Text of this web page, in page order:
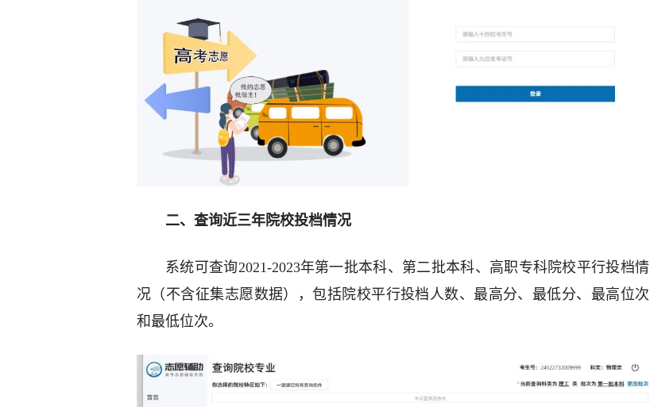
二、查询近三年院校投档情况
系统可查询2021-2023年第一批本科、第二批本科、高职专科院校平行投档情
况（不含征集志愿数据），包括院校平行投档人数、最高分、最低分、最高位次
和最低位次。